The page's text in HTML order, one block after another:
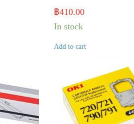
฿410.00
In stock
Add to cart